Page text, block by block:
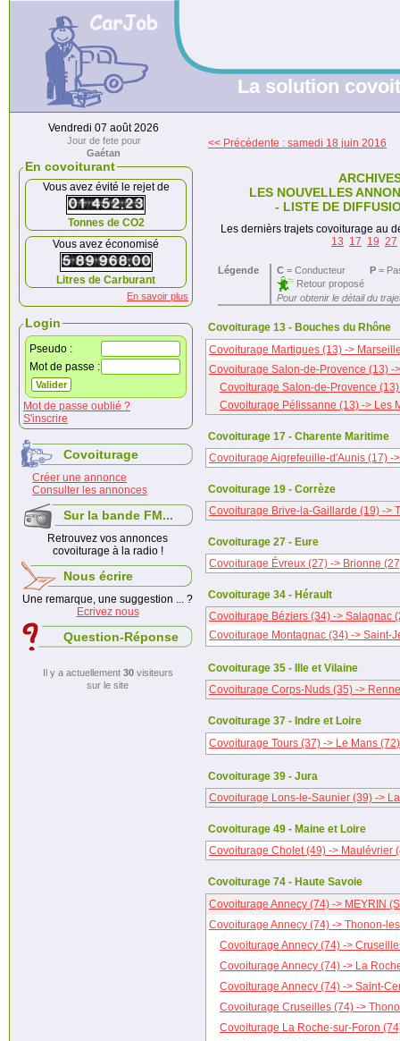
La solution
Vendredi 07 août 2026
Jour de fete pour
Gaétan
En covoiturant
Vous avez évité le rejet de
Tonnes de CO2
Vous avez économisé
Litres de Carburant
En savoir plus
Login
Pseudo :
Mot de passe :
Mot de passe oublié ?
S'inscrire
Covoiturage
Créer une annonce
Consulter les annonces
Sur la bande FM...
Retrouvez vos annonces
covoiturage à la radio !
Nous écrire
Une remarque, une suggestion ... ?
Ecrivez nous
Question-Réponse
Il y a actuellement 30visiteurs
sur le site
<< Précédente : samedi 18 juin 2016
LES NOUVELLES
- LISTE DE
Les dernièrs trajets covoiturage au
13 17 19 27
Légende C= Conducteur P=
Retour proposé
Pour obtenir le détail du
Covoiturage 13 - Bouches du Rhône
Covoiturage Martigues (13) ->
Covoiturage Salon-de-Provence (13) -
Covoiturage Salon-de-Provence
Covoiturage Pélissanne (13) -> Les
Covoiturage 17 - Charente Maritime
Covoiturage Aigrefeuille-d'Aunis (17) -
Covoiturage 19 - Corrèze
Covoiturage Brive-la-Gaillarde (19) ->
Covoiturage 27 - Eure
Covoiturage Évreux (27) -> Brionne
Covoiturage 34 - Hérault
Covoiturage Béziers (34) -> Salagnac
Covoiturage Montagnac (34) -> Saint-
Covoiturage 35 - Ille et Vilaine
Covoiturage Corps-Nuds (35) ->
Covoiturage 37 - Indre et Loire
Covoiturage Tours (37) -> Le Mans (72)
Covoiturage 39 - Jura
Covoiturage Lons-le-Saunier (39) ->
Covoiturage 49 - Maine et Loire
Covoiturage Cholet (49) -> Maulévrier
Covoiturage 74 - Haute Savoie
Covoiturage Annecy (74) -> MEYRIN
Covoiturage Annecy (74) -> Thonon-
Covoiturage Annecy (74) ->
Covoiturage Annecy (74) -> La
Covoiturage Annecy (74) -> Saint-
Covoiturage Cruseilles (74) ->
Covoiturage La Roche-sur-Foron